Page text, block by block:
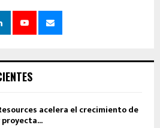
acelera el crecimiento de
proyecta...